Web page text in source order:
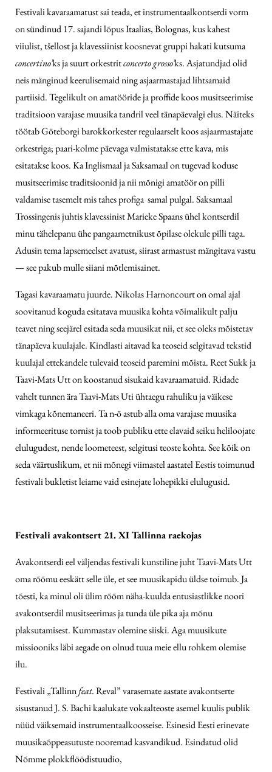
Festivali kavaraamatust sai teada, et instrumentaalkontserdi vorm
on sündinud 17. sajandi lõpus Itaalias, Bolognas, kus kahest
viiulist, tšellost ja klavessiinist koosnevat gruppi hakati kutsuma
concertino’ks ja suurt orkestritconcerto grosso’ks. Asjatundjad olid
neis mänginud keerulisemaid ning asjaarmastajad lihtsamaid
partiisid. Tegelikult on amatööride ja proffide koos musitseerimise
traditsioon varajase muusika tandril veel tänapäevalgi elus. Näiteks
töötab Göteborgi barokk­orkester regulaarselt koos asjaarmastajate
orkestriga; paari-kolme päevaga valmistatakse ette kava, mis
esitatakse koos. Ka Inglismaal ja Saksamaal on tugevad koduse
musitseerimise traditsioonid ja nii mõnigi amatöör on pilli
valdamise tasemelt mis tahes profiga samal pulgal. Saksamaal
Trossingenis juhtis klavessinist Marieke Spaans ühel kontserdil
minu tähelepanu ühe pangaametnikust õpilase olekule pilli taga.
Adusin tema lapsemeelset avatust, siirast armastust mängitava vastu
— see pakub mulle siiani mõtlemisainet.
Tagasi kavaraamatu juurde. Nikolas Harnoncourt on omal ajal
soovitanud koguda esitatava muusika kohta võimalikult palju
teavet ning seejärel esitada seda muusikat nii, et see oleks mõistetav
tänapäeva kuulajale. Kindlasti aitavad ka teoseid selgitavad tekstid
kuulajal ettekandele tulevaid teoseid paremini mõista. Reet Sukk ja
Taavi-Mats Utt on koostanud sisukaid kavaraamatuid. Ridade
vahelt tunnen ära Taavi-Mats Uti ühtaegu rahuliku ja väikese
vimkaga kõnemaneeri. Ta n-ö astub alla oma varajase muusika
informeerituse tornist ja toob publiku ette elavaid seiku heliloojate
elulugudest, nende loometeest, selgitusi teoste kohta. See kõik on
seda väärtuslikum, et nii mõnegi viimastel aastatel Eestis toimunud
festivali bukletist leiame vaid esinejate lohepikki elulugusid.
Festivali avakontsert 21. XI Tallinna raekojas
Avakontserdi eel väljendas festivali kunstiline juht Taavi-Mats Utt
oma rõõmu eeskätt selle üle, et see muusikapidu üldse toimub. Ja
tõesti, ka minul oli ülim rõõm näha-kuulda entusiastlikke noori
avakontserdil musitseerimas ja tunda üle pika aja mõnu
plaksutamisest. Kummastav olemine siiski. Aga muusikute
missiooniks läbi aegade on olnud tuua meie ellu rohkem olemise
ilu.
Festivali „Tallinnfeat.Reval” varasemate aastate avakontserte
sisustanud J. S. Bachi kaalukate vokaalteoste asemel kuulis publik
nüüd väiksemaid instrumentaalkoosseise. Esinesid Eesti erinevate
muusikaõppeasutuste nooremad kasvandikud. Esindatud olid
Nõmme plokkflöödistuudio,